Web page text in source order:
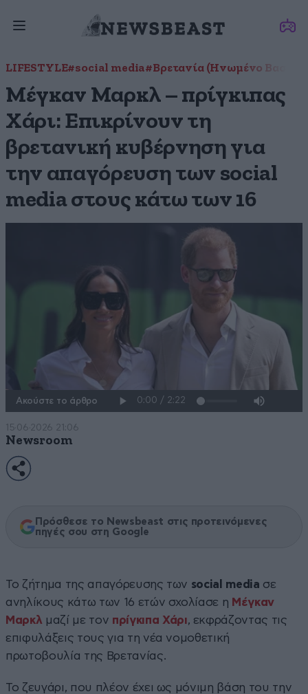
LIFESTYLE#social media#Βρετανία (Ηνωμένο
Μέγκαν Μαρκλ – πρίγκιπας
Χάρι: Επικρίνουν τη
βρετανική κυβέρνηση για
την απαγόρευση των social
media στους κάτω των 16
Ακούστε το άρθρο
15·06·2026 21:06
Newsroom
Πρόσθεσε το Newsbeast στις προτεινόμενες
πηγές σου στη Google
Το ζήτημα της απαγόρευσης των social media σε
ανηλίκους κάτω των 16 ετών σχολίασε η Μέγκαν
Μαρκλ μαζί με τον πρίγκιπα Χάρι, εκφράζοντας τις
επιφυλάξεις τους για τη νέα νομοθετική
πρωτοβουλία της Βρετανίας.
Το ζευγάρι, που πλέον έχει ως μόνιμη βάση του την